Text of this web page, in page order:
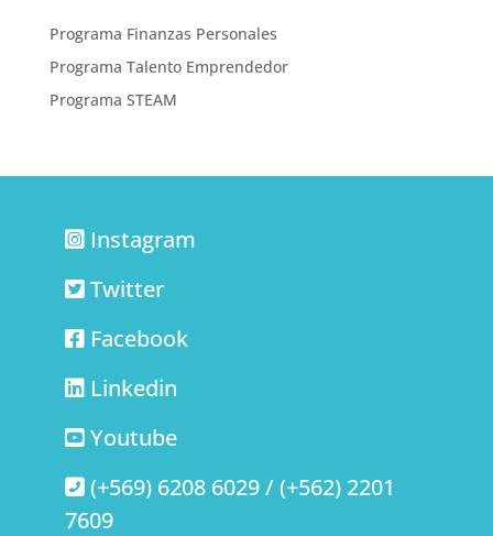
Programa Finanzas Personales
Programa Talento Emprendedor
Programa STEAM
Instagram
Twitter
Facebook
Linkedin
Youtube
(+569) 6208 6029 / (+562) 2201
7609